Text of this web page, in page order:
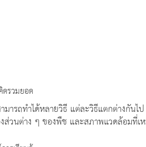
รวมยอด
ารถทำได้หลายวิธี แต่ละวิธีแตกต่างกันไ
ส่วนต่าง ๆ ของพืช และสภาพแวดล้อมที่เ